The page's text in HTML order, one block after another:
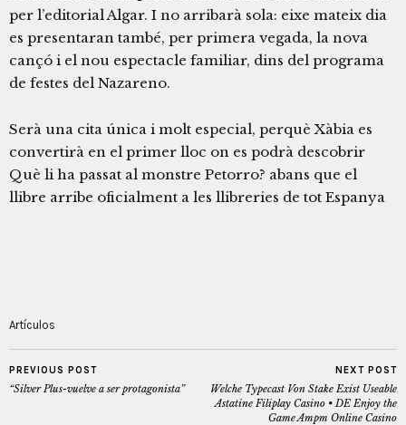
per l’editorial Algar. I no arribarà sola: eixe mateix dia
es presentaran també, per primera vegada, la nova
cançó i el nou espectacle familiar, dins del programa
de festes del Nazareno.
Serà una cita única i molt especial, perquè Xàbia es
convertirà en el primer lloc on es podrà descobrir
Què li ha passat al monstre Petorro? abans que el
llibre arribe oficialment a les llibreries de tot Espanya
Artículos
PREVIOUS POST
“Silver Plus-vuelve a ser protagonista”
NEXT POST
Welche Typecast Von Stake Exist Useable
Astatine Filiplay Casino • DE Enjoy the
Game Ampm Online Casino